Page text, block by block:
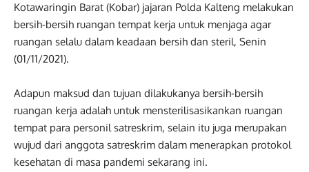
Kotawaringin Barat (Kobar) jajaran Polda Kalteng melakukan
bersih-bersih ruangan tempat kerja untuk menjaga agar
ruangan selalu dalam keadaan bersih dan steril, Senin
(01/11/2021).
Adapun maksud dan tujuan dilakukanya bersih-bersih
ruangan kerja adalah untuk mensterilisasikankan ruangan
tempat para personil satreskrim, selain itu juga merupakan
wujud dari anggota satreskrim dalam menerapkan protokol
kesehatan di masa pandemi sekarang ini.